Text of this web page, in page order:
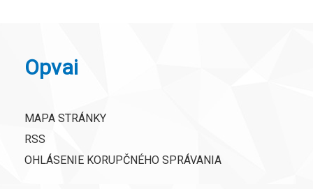
Opvai
MAPA STRÁNKY
RSS
OHLÁSENIE KORUPČNÉHO SPRÁVANIA